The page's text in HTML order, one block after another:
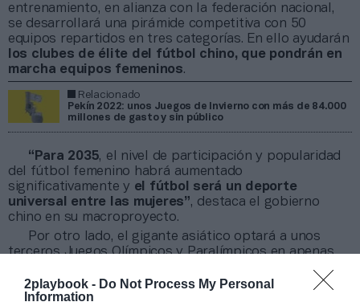
2playbook - Do Not Process My Personal
Information
entrenamiento, en alianza con la federación nacional,
se desarrollará una pirámide competitiva con 50
equipos repartidos en tres categorías. En ello ayudarán
los clubes de élite del fútbol chino, que pondrán en
marcha equipos femeninos.
Relacionado
Pekín 2022: unos Juegos de Invierno con más de 84.000
millones de gasto y sin público
“Para 2035, el nivel de participación y popularidad
del fútbol femenino habrá aumentado
significativamente y el fútbol será un deporte
universal entre las mujeres”, destaca el gobierno
chino en su macroproyecto.
Por otro lado, el gigante asiático optará a unos
terceros Juegos Olímpicos y Paralímpicos en apenas
capital del país acogió el pasado invierno los Juegos de
Invierno de 2022. Ahora China aspira a ampliar la